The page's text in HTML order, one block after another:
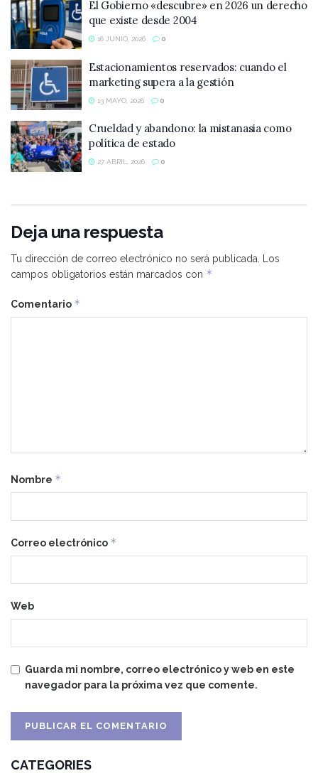
El Gobierno «descubre» en 2026 un derecho
que existe desde 2004
16 JUNIO, 2026 0
Estacionamientos reservados: cuando el
marketing supera a la gestión
13 MAYO, 2026 0
Crueldad y abandono: la mistanasia como
política de estado
27 ABRIL, 2026 0
Deja una respuesta
Tu dirección de correo electrónico no será publicada.
Los
campos obligatorios están marcados con *
Comentario *
Nombre *
Correo electrónico *
Web
Guarda mi nombre, correo electrónico y web en este
navegador para la próxima vez que comente.
CATEGORIES